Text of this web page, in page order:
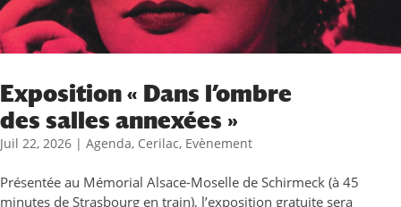
Exposition « Dans l’ombre
des salles annexées »
Juil 22, 2026 | Agenda, Cerilac, Evènement
Présentée au Mémorial Alsace-Moselle de Schirmeck (à 45
minutes de Strasbourg en train), l’exposition gratuite sera